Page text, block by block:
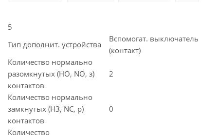
5
Тип дополнит. устройства
Вспомогат. выключатель
(контакт)
Количество нормально
разомкнутых (НО, NO, з)
контактов
2
Количество нормально
замкнутых (НЗ, NC, р)
контактов
0
Количество